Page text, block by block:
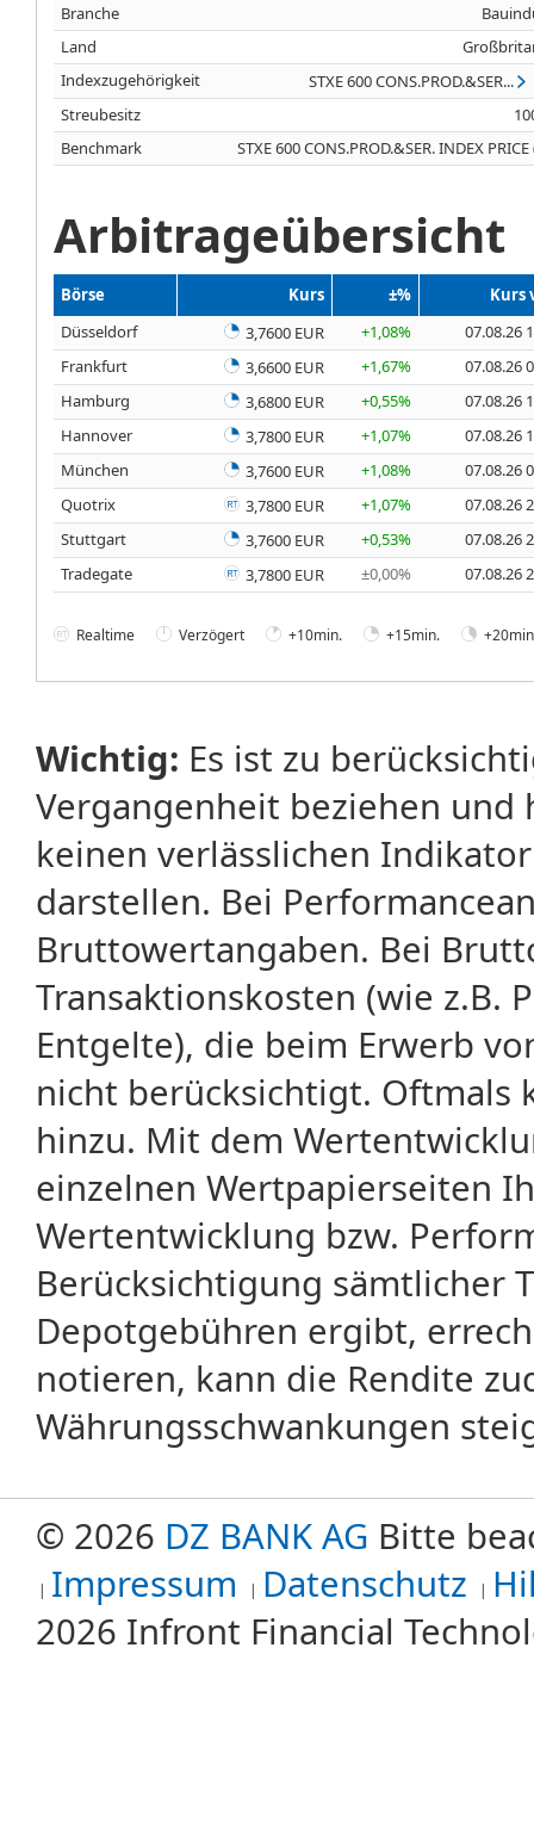
Branche
Land
Indexzugehörigkeit
STXE 600 CONS.PROD.&SER...
Streubesitz
Benchmark
STXE 600 CONS.PROD.&SER. INDEX PRICE
Arbitrageübersicht
Börse Kurs ±%
Kurs
Düsseldorf
3,7600 EUR +1,08%
07.08.26
Frankfurt
3,6600 EUR +1,67%
07.08.26
Hamburg
3,6800 EUR +0,55%
07.08.26
Hannover
3,7800 EUR +1,07%
07.08.26
München
3,7600 EUR +1,08%
07.08.26
Quotrix
3,7800 EUR +1,07%
07.08.26
Stuttgart
3,7600 EUR +0,53%
07.08.26
Tradegate
3,7800 EUR ±0,00% 07.08.26
Realtime Verzögert +10min. +15min.
Wichtig: Es ist zu
Vergangenheit beziehen
keinen verlässlichen
darstellen. Bei
Bruttowertangaben. Bei
Transaktionskosten (wie z.B.
Entgelte), die beim Erwerb
nicht berücksichtigt. Oftmals
hinzu. Mit dem
einzelnen Wertpapierseiten
Wertentwicklung bzw.
Berücksichtigung sämtlicher
Depotgebühren ergibt,
notieren, kann die Rendite
Währungsschwankungen
© 2026 DZ BANK AG Bitte
Impressum
Datenschutz
2026 Infront Financial